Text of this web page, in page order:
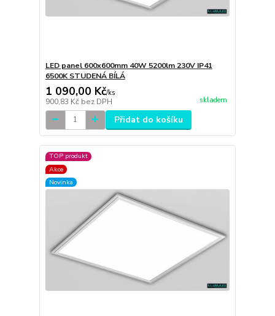
LED panel 600x600mm 40W 5200lm 230V IP41
6500K STUDENÁ BÍLÁ
1 090,00 Kč/ks
900,83 Kč bez DPH skladem
Přidat do košíku
TOP produkt
Akce
Novinka